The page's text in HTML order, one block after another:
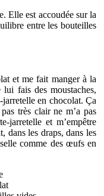
Elle est accoudée sur la
entre les bouteilles
et me fait manger à la
fais des moustaches,
en chocolat. Ça
très clair ne m’a pas
jarretelle et m’empêtre
dans les draps, dans les
comme des œufs en